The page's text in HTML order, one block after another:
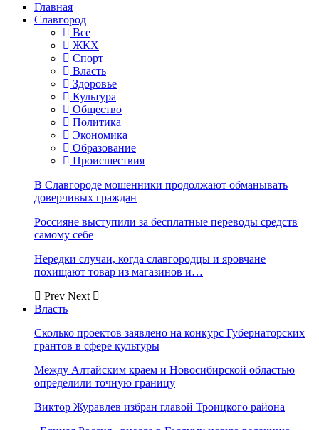
Главная
Славгород
Все
ЖКХ
Спорт
Власть
Здоровье
Культура
Общество
Политика
Экономика
Образование
Происшествия
В Славгороде мошенники продолжают обманывать
доверчивых граждан
Россияне выступили за бесплатные переводы средств
самому себе
Нередки случаи, когда славгородцы и яровчане
похищают товар из магазинов и…
Prev Next
Власть
Сколько проектов заявлено на конкурс Губернаторских
грантов в сфере культуры
Между Алтайским краем и Новосибирской областью
определили точную границу
Виктор Журавлев избран главой Троицкого района